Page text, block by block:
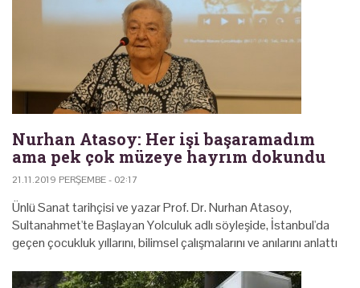
Nurhan Atasoy: Her işi başaramadım
ama pek çok müzeye hayrım dokundu
21.11.2019 PERŞEMBE - 02:17
Ünlü Sanat tarihçisi ve yazar Prof. Dr. Nurhan Atasoy,
Sultanahmet'te Başlayan Yolculuk adlı söyleşide, İstanbul'da
geçen çocukluk yıllarını, bilimsel çalışmalarını ve anılarını anlattı